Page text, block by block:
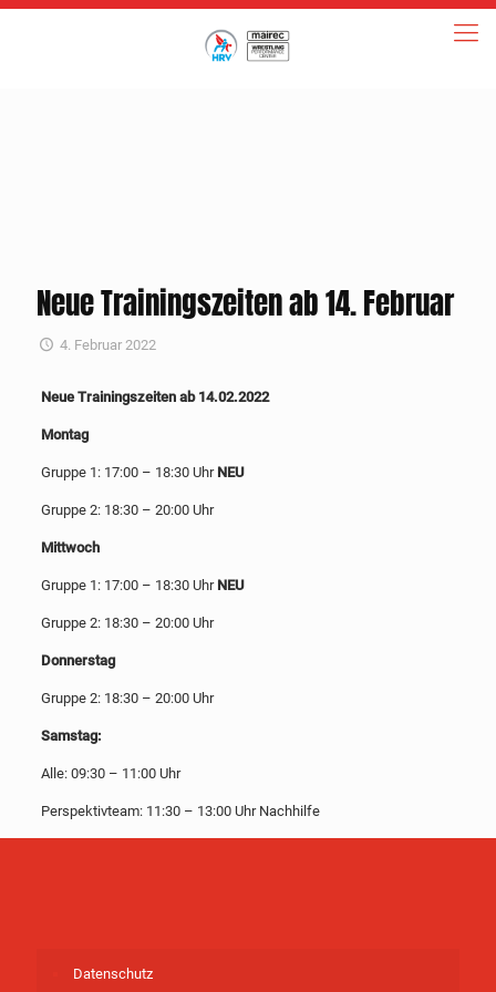
Neue Trainingszeiten ab 14. Februar
4. Februar 2022
Neue Trainingszeiten ab 14.02.2022
Montag
Gruppe 1: 17:00 – 18:30 Uhr NEU
Gruppe 2: 18:30 – 20:00 Uhr
Mittwoch
Gruppe 1: 17:00 – 18:30 Uhr NEU
Gruppe 2: 18:30 – 20:00 Uhr
Donnerstag
Gruppe 2: 18:30 – 20:00 Uhr
Samstag:
Alle: 09:30 – 11:00 Uhr
Perspektivteam: 11:30 – 13:00 Uhr Nachhilfe
Datenschutz